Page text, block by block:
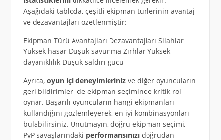
Aşağıdaki tabloda, çeşitli ekipman türlerinin avantaj
ve dezavantajları özetlenmiştir:
Ekipman Türü Avantajları Dezavantajları Silahlar
Yüksek hasar Düşük savunma Zırhlar Yüksek
dayanıklılık Düşük saldırı gücü
Ayrıca, oyun içi deneyimlerinizve diğer oyuncuların
geri bildirimleri de ekipman seçiminde kritik rol
oynar. Başarılı oyuncuların hangi ekipmanları
kullandığını gözlemleyerek, en iyi kombinasyonları
bulabilirsiniz. Unutmayın, doğru ekipman seçimi,
PvP savaşlarındaki performansınızıdoğrudan